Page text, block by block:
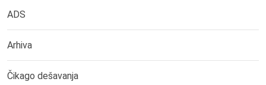
ADS
Arhiva
Čikago dešavanja